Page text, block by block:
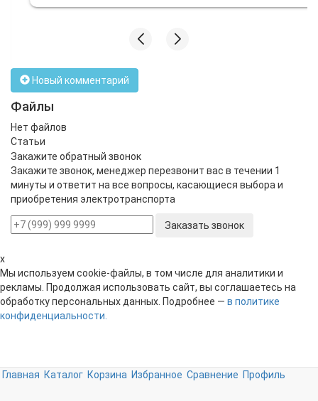
Новый комментарий
Файлы
Нет файлов
Статьи
Закажите обратный звонок
Закажите звонок, менеджер перезвонит вас в течении 1
минуты и ответит на все вопросы, касающиеся выбора и
приобретения электротранспорта
Заказать звонок
Главная Каталог Корзина Избранное Сравнение Профиль
Мы используем cookie-файлы, в том числе для аналитики и
рекламы. Продолжая использовать сайт, вы соглашаетесь на
обработку персональных данных. Подробнее —
конфиденциальности.